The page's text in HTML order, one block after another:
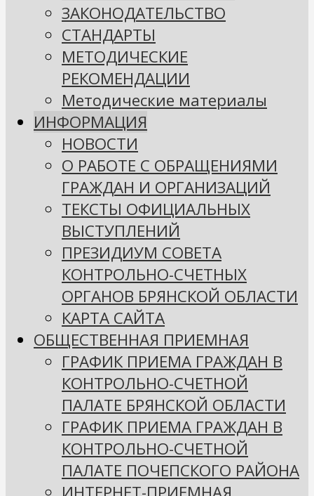
ЗАКОНОДАТЕЛЬСТВО
СТАНДАРТЫ
МЕТОДИЧЕСКИЕ
РЕКОМЕНДАЦИИ
Методические материалы
ИНФОРМАЦИЯ
НОВОСТИ
О РАБОТЕ С ОБРАЩЕНИЯМИ
ГРАЖДАН И ОРГАНИЗАЦИЙ
ТЕКСТЫ ОФИЦИАЛЬНЫХ
ВЫСТУПЛЕНИЙ
ПРЕЗИДИУМ СОВЕТА
КОНТРОЛЬНО-СЧЕТНЫХ
ОРГАНОВ БРЯНСКОЙ ОБЛАСТИ
КАРТА САЙТА
ОБЩЕСТВЕННАЯ ПРИЕМНАЯ
ГРАФИК ПРИЕМА ГРАЖДАН В
КОНТРОЛЬНО-СЧЕТНОЙ
ПАЛАТЕ БРЯНСКОЙ ОБЛАСТИ
ГРАФИК ПРИЕМА ГРАЖДАН В
КОНТРОЛЬНО-СЧЕТНОЙ
ПАЛАТЕ ПОЧЕПСКОГО РАЙОНА